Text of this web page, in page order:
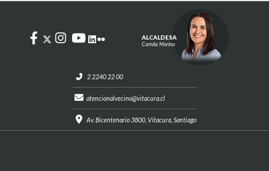
2 2240 22 00
atencionalvecino@vitacura.cl
Av. Bicentenario 3800, Vitacura, Santiago
ALCALDESA
Camila Merino